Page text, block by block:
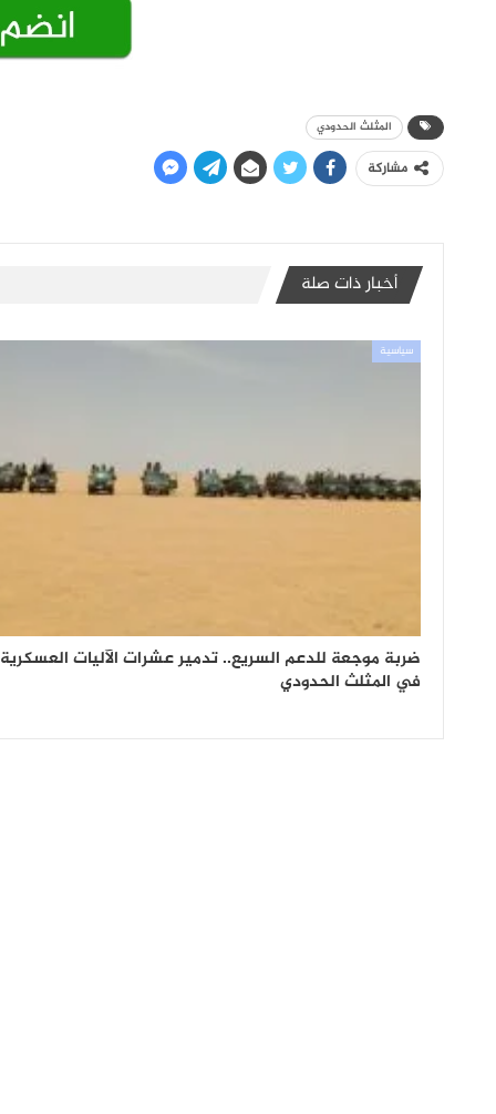
المثلث الحدودي
مشاركة
أخبار ذات صلة
سياسية
ضربة موجعة للدعم السريع.. تدمير عشرات الآليات العسكرية
في المثلث الحدودي